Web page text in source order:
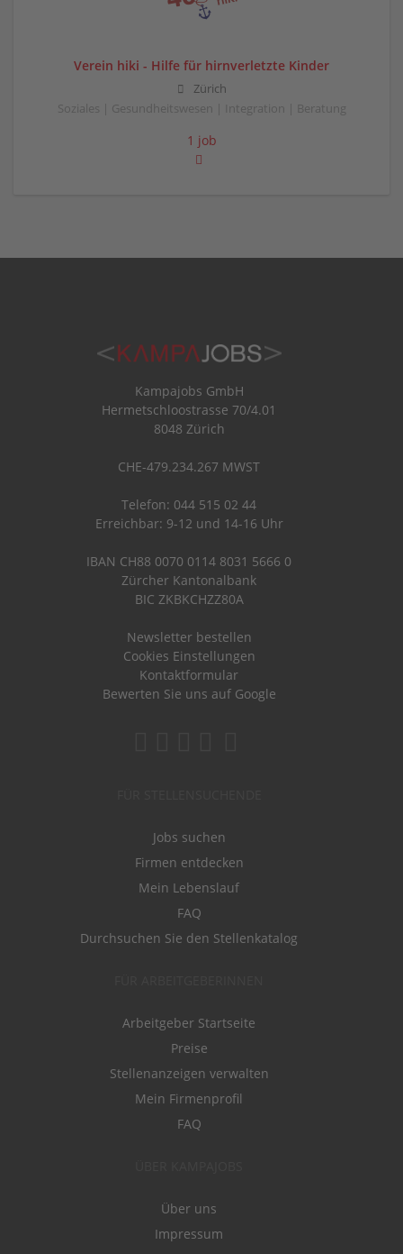
Verein hiki - Hilfe für hirnverletzte Kinder
Zürich
Soziales | Gesundheitswesen | Integration | Beratung
1 job
Kampajobs GmbH
Hermetschloostrasse 70/4.01
8048 Zürich
CHE-479.234.267 MWST
Telefon: 044 515 02 44
Erreichbar: 9-12 und 14-16 Uhr
IBAN CH88 0070 0114 8031 5666 0
Zürcher Kantonalbank
BIC ZKBKCHZZ80A
Newsletter bestellen
Cookies Einstellungen
Kontaktformular
Bewerten Sie uns auf Google
Jobs suchen
Firmen entdecken
Mein Lebenslauf
FAQ
Durchsuchen Sie den Stellenkatalog
Arbeitgeber Startseite
Preise
Stellenanzeigen verwalten
Mein Firmenprofil
FAQ
Über uns
Impressum